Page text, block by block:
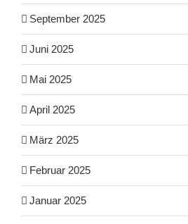
September 2025
Juni 2025
Mai 2025
April 2025
März 2025
Februar 2025
Januar 2025